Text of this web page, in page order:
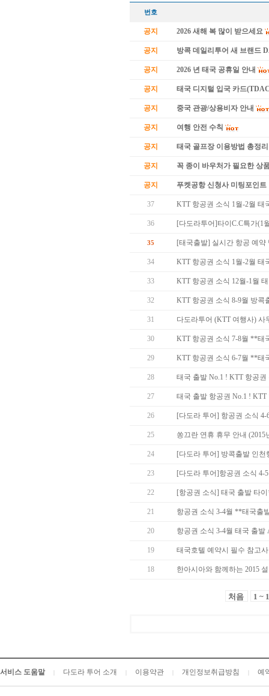
번호
공지 2026 새해 복 많이 받으세요
공지 방콕 데일리투어 새 브랜드
공지 2026 년 태국 공휴일 안내
공지 태국 디지털 입국 카드
공지 중국 관광/상용비자 안내
공지 여행 안전 수칙
공지 태국 골프장 이용방법 총정리
공지 꼭 종이 바우처가 필요한 상
공지 푸켓공항 신청사 미팅포인트
37 KTT 항공권 소식 1월-2월 태
36 [다도라투어]타이C.C특가(1
35 [태국출발] 실시간 항공 예
34 KTT 항공권 소식 1월-2월 태
33 KTT 항공권 소식 12월-1월
32 KTT 항공권 소식 8-9월 방콕
31 다도라투어 (KTT 여행사) 사
30 KTT 항공권 소식 7-8월 **
29 KTT 항공권 소식 6-7월 **
28 태국 출발 No.1 ! KTT 항공
27 태국 출발 항공권 No.1 !
26 [다도라 투어] 항공권 소식
25 쏭끄란 연휴 휴무 안내 (2015
24 [다도라 투어] 방콕출발 인
23 [다도라 투어]항공권 소식
22 [항공권 소식] 태국 출발 타
21 항공권 소식 3-4월 **태국출
20 항공권 소식 3-4월 태국 출발
19 태국호텔 예약시 필수 참고
18 한아시아와 함께하는 2015
처음 1 ~
서비스 도움말 다도라 투어 소개 이용약관 개인정보취급방침 예